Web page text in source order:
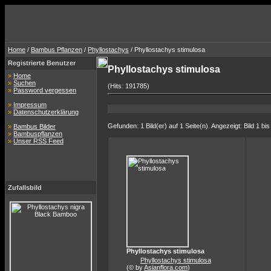
Home / Bambus Pflanzen / Phyllostachys / Phyllostachys stimulosa
Registrierte Benutzer
» Home
» Suchen
» Password vergessen
» Impressum
» Datenschutzerklärung
» Bambus Bilder
» Bambuspflanzen
» Unser RSS Feed
Zufallsbild
Phyllostachys stimulosa
(Hits: 191785)
Gefunden: 1 Bild(er) auf 1 Seite(n). Angezeigt: Bild 1 bis
Phyllostachys stimulosa
Phyllostachys stimulosa
(© byAsianflora.com)